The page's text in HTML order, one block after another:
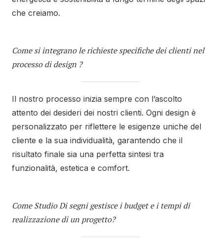
che creiamo.
Come si integrano le richieste specifiche dei clienti nel
processo di design ?
Il nostro processo inizia sempre con l’ascolto
attento dei desideri dei nostri clienti. Ogni design è
personalizzato per riflettere le esigenze uniche del
cliente e la sua individualità, garantendo che il
risultato finale sia una perfetta sintesi tra
funzionalità, estetica e comfort.
Come Studio Di segni gestisce i budget e i tempi di
realizzazione di un progetto?